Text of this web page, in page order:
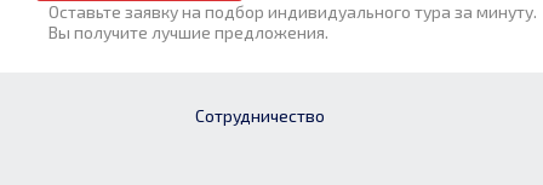
Оставьте заявку на подбор индивидуального тура за минуту.
Вы получите лучшие предложения.
Сотрудничество